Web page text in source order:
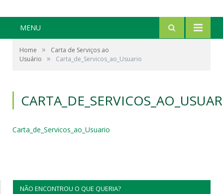
MENU
Home »
Carta de Serviços ao
Usuário
» Carta_de_Servicos_ao_Usuario
Carta_de_Servicos_ao_Usuario
NÃO ENCONTROU O QUE QUERIA?